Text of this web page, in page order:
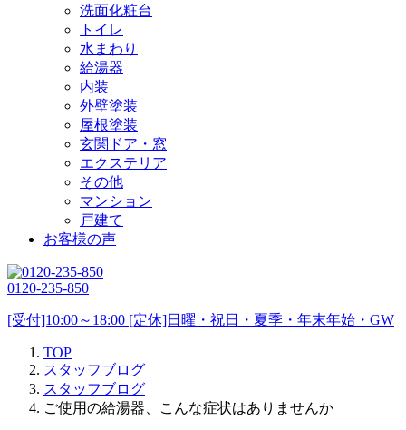
洗面化粧台
トイレ
水まわり
給湯器
内装
外壁塗装
屋根塗装
玄関ドア・窓
エクステリア
その他
マンション
戸建て
お客様の声
0120-235-850
[受付]10:00～18:00 [定休]日曜・祝日・夏季・年末年始・GW
TOP
スタッフブログ
スタッフブログ
ご使用の給湯器、こんな症状はありませんか